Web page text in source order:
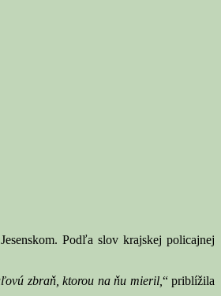
Podľa slov krajskej policajnej
zbraň, ktorou na ňu mieril, “ priblížila